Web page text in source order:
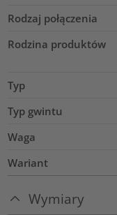
Rodzaj połączenia
Rodzina produktów
Typ
Typ gwintu
Waga
Wariant
Wymiary